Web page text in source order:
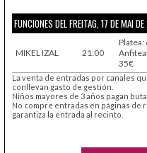
FUNCIONES DEL FREITAG, 17 DE MAI
MIKEL IZAL 21:00
Platea:
35€
La venta de entradas por canales
conllevan gasto de gestión.
Niños mayores de 3 años pagan
No compre entradas en páginas de
garantiza la entrada al recinto.